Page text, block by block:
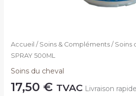
Accueil / Soins & Compléments/ Soins
SPRAY 500ML
Soins du cheval
17,50 € TVAC Livraison